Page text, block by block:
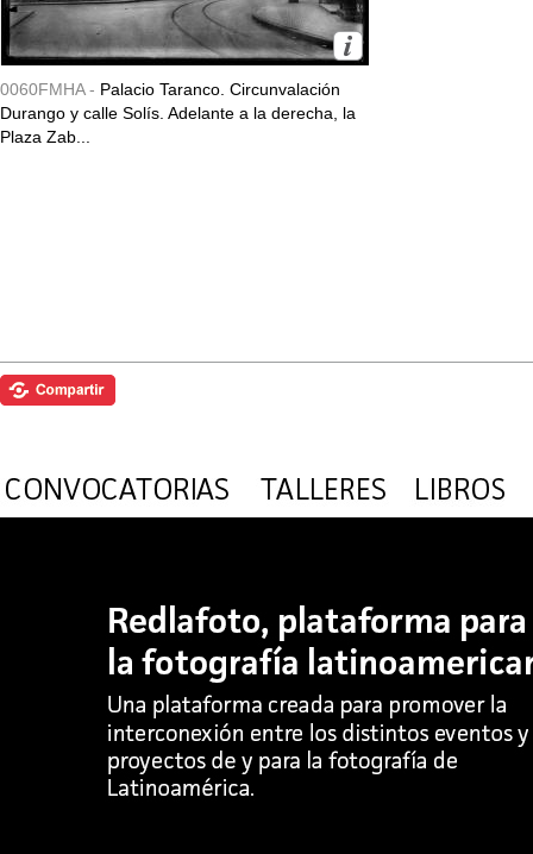
0060FMHA - Palacio Taranco. Circunvalación
Durango y calle Solís. Adelante a la derecha, la
Plaza Zab...